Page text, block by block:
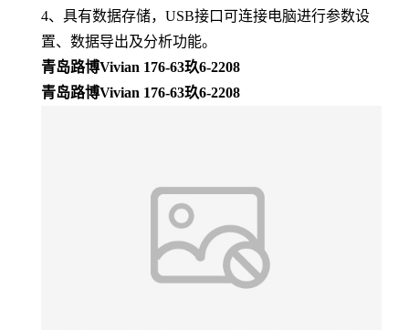
4、 具有数据存储，USB接口可连接电脑进行参数设
置、数据导出及分析功能。
青岛路博Vivian 176-63玖6-2208
青岛路博Vivian 176-63玖6-2208